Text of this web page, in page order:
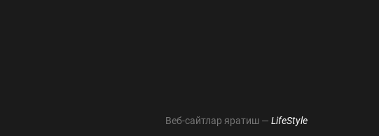
Веб-сайтлар яратиш — LifeStyle